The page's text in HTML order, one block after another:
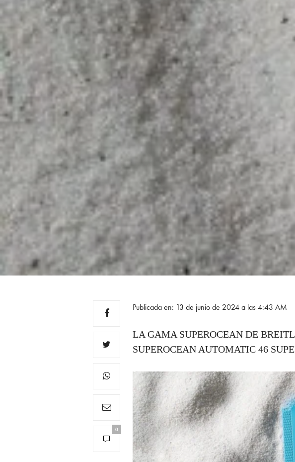
0
Publicada en: 13 de junio de 2024 a las 4:43 AM
LA GAMA SUPEROCEAN DE
SUPEROCEAN AUTOMATIC 46